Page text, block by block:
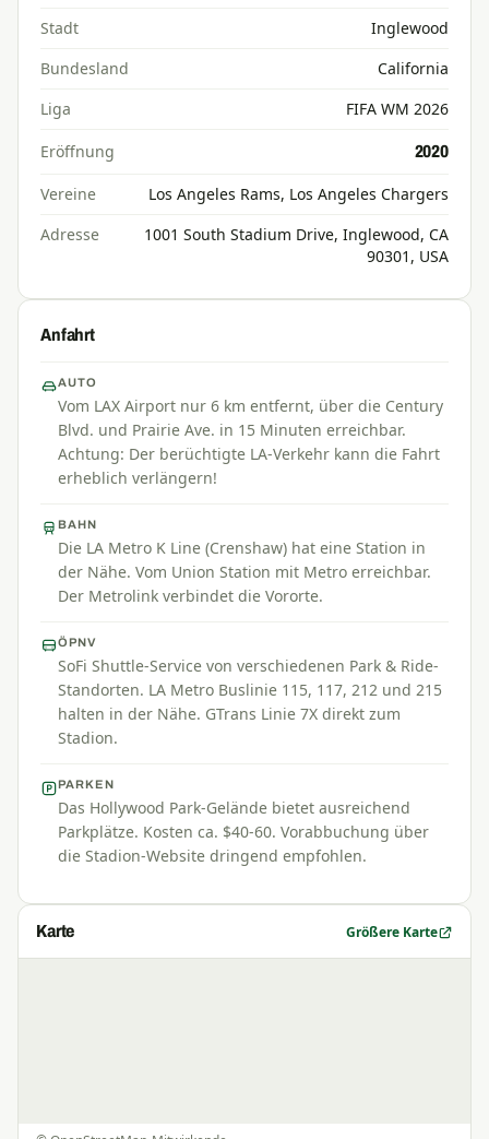
Stadt
Inglewood
Bundesland
California
Liga
FIFA WM 2026
Eröffnung 2020
Vereine
Los Angeles Rams, Los Angeles Chargers
Adresse
1001 South Stadium Drive, Inglewood, CA
90301, USA
Anfahrt
AUTO
Vom LAX Airport nur 6 km entfernt, über die Century
Blvd. und Prairie Ave. in 15 Minuten erreichbar.
Achtung: Der berüchtigte LA-Verkehr kann die Fahrt
erheblich verlängern!
BAHN
Die LA Metro K Line (Crenshaw) hat eine Station in
der Nähe. Vom Union Station mit Metro erreichbar.
Der Metrolink verbindet die Vororte.
ÖPNV
SoFi Shuttle-Service von verschiedenen Park & Ride-
Standorten. LA Metro Buslinie 115, 117, 212 und 215
halten in der Nähe. GTrans Linie 7X direkt zum
Stadion.
PARKEN
Das Hollywood Park-Gelände bietet ausreichend
Parkplätze. Kosten ca. $40-60. Vorabbuchung über
die Stadion-Website dringend empfohlen.
Karte Größere Karte